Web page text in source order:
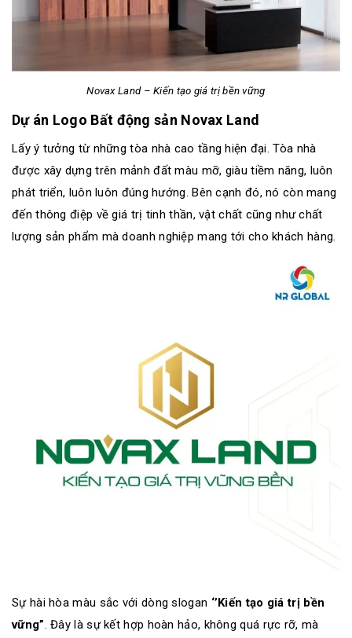
Novax Land – Kiến tạo giá trị bền vững
Dự án Logo Bất động sản Novax Land
Lấy ý tưởng từ những tòa nhà cao tầng hiện đại. Tòa nhà
được xây dựng trên mảnh đất màu mỡ, giàu tiềm năng, luôn
phát triển, luôn luôn đúng hướng. Bên cạnh đó, nó còn mang
đến thông điệp về giá trị tinh thần, vật chất cũng như chất
lượng sản phẩm mà doanh nghiệp mang tới cho khách hàng.
Sự hài hòa màu sắc với dòng slogan ‘’Kiến tạo giá trị bền
vững”. Đây là sự kết hợp hoàn hảo, không quá rực rỡ, mà